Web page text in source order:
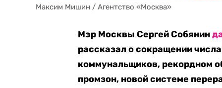
Максим Мишин / Агентство «Москва»
Мэр Москвы Сергей Собянин
рассказал о сокращении
коммунальщиков, рекордном
промзон, новой системе